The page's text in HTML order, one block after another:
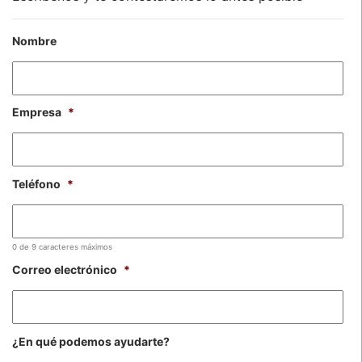
Nombre
Empresa *
Teléfono *
0 de 9 caracteres máximos
Correo electrónico *
¿En qué podemos ayudarte?